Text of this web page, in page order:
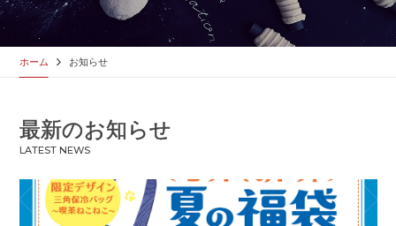
MESSAGE 代表メッセージ
VALUES 企業理念
BUSINESS
SHOP
ABOUT US 企業情報
ホーム お知らせ
最新のお知らせ
LATEST NEWS